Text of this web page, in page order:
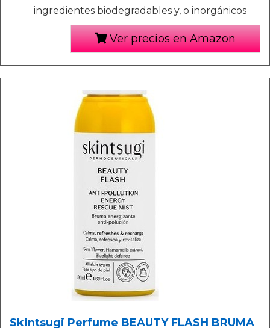
ingredientes biodegradables y, o inorgánicos
Ver precios en Amazon
Skintsugi Perfume BEAUTY FLASH BRUMA